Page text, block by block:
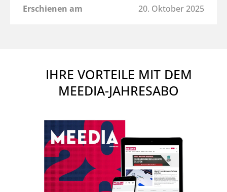
Erschienen am 20. Oktober 2025
IHRE VORTEILE MIT DEM
MEEDIA-JAHRESABO